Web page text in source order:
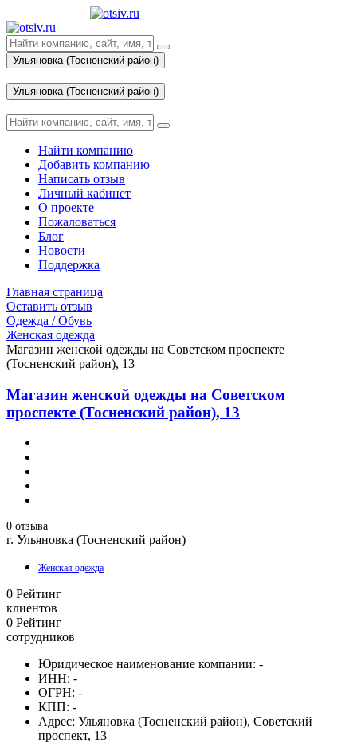
Ульяновка (Тосненский район)
Ульяновка (Тосненский район)
Найти компанию
Добавить компанию
Написать отзыв
Личный кабинет
О проекте
Пожаловаться
Блог
Новости
Поддержка
Главная страница
Оставить отзыв
Одежда / Обувь
Женская одежда
Магазин женской одежды на Советском проспекте
(Тосненский район), 13
Магазин женской одежды на Советском
проспекте (Тосненский район), 13
0 отзыва
г. Ульяновка (Тосненский район)
Женская одежда
0 Рейтинг
клиентов
0 Рейтинг
сотрудников
Юридическое наименование компании: -
ИНН: -
ОГРН: -
КПП: -
Адрес: Ульяновка (Тосненский район), Советский
проспект, 13